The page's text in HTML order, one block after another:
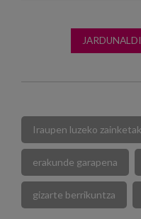
Iraupen luzeko zainketak
erakunde garapena
gizarte berrikuntza